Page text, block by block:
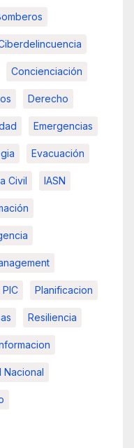
Concienciación
Derecho
Emergencias
Evacuación
Civil IASN
PIC Planificacion
Resiliencia
Nacional